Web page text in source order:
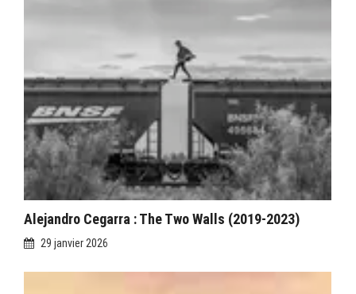
Alejandro Cegarra : The Two Walls (2019-2023)
29 janvier 2026